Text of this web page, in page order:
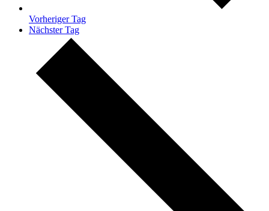
Vorheriger Tag
Nächster Tag